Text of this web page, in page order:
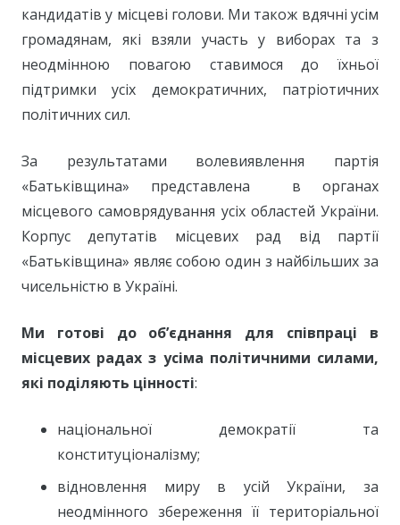
кандидатів у місцеві голови. Ми також вдячні усім
громадянам, які взяли участь у виборах та з
неодмінною повагою ставимося до їхньої
підтримки усіх демократичних, патріотичних
політичних сил.
За результатами волевиявлення партія
«Батьківщина» представлена в органах
місцевого самоврядування усіх областей України.
Корпус депутатів місцевих рад від партії
«Батьківщина» являє собою один з найбільших за
чисельністю в Україні.
Ми готові до об’єднання для співпраці в
місцевих радах з усіма політичними силами,
які поділяють цінності:
національної демократії та
конституціоналізму;
відновлення миру в усій України, за
неодмінного збереження її територіальної